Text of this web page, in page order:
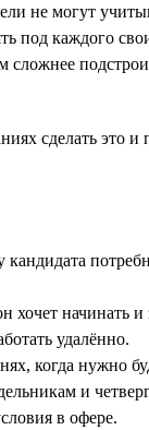
не могут
под каждого
сделать это и
кандидата
хочет начинать
удалённо.
когда нужно
и
в офере.